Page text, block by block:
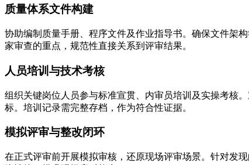
质量体系文件构建
协助编制质量手册、程序文件及作业指导书。确保文件架
家审查的重点，规范性直接关系到评审结果。
人员培训与技术考核
组织关键岗位人员参与标准宣贯、内审员培训及实操考核
标。培训记录需完整存档，作为符合性证据。
模拟评审与整改闭环
在正式评审前开展模拟审核，还原现场评审场景。针对发